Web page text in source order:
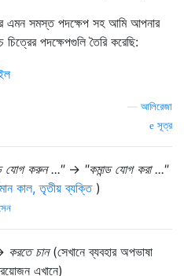
এমন সমস্ত পদক্ষেপ সহ আমি আপনার
পদক্ষেপগুলি তৈরি করেছি:
আলিরেজা
সূত্র
যোগ করুন ..."→ "কমান্ড যোগ করা ..."
কাল, তৃতীয় ব্যক্তি)
করতে চান(সেখানে ব্যবহার অপভাষা
এখানে)